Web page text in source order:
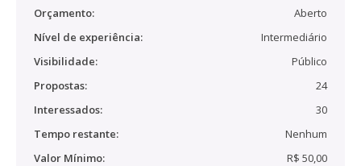
Orçamento:
Aberto
Nível de experiência:
Intermediário
Visibilidade:
Público
Propostas:
24
Interessados:
30
Tempo restante:
Nenhum
Valor Mínimo:
R$ 50,00